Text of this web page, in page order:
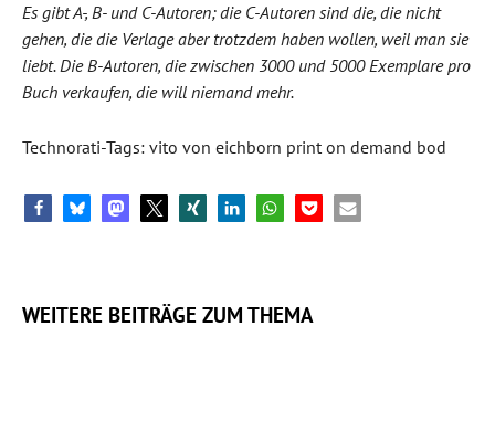
Es gibt A-, B- und C-Autoren; die C-Autoren sind die, die nicht
gehen, die die Verlage aber trotzdem haben wollen, weil man sie
liebt. Die B-Autoren, die zwischen 3000 und 5000 Exemplare pro
Buch verkaufen, die will niemand mehr.
Technorati-Tags: vito von eichborn print on demand bod
WEITERE BEITRÄGE ZUM THEMA